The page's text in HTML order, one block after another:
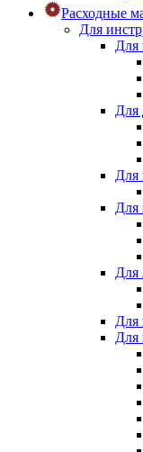
Расходные
Для
Для
Для
Для
Для
Для
Для
Для